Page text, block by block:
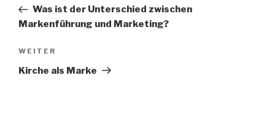
Beitrag
Was ist der Unterschied zwischen
Markenführung und Marketing?
Nächster
Beitrag
WEITER
Kirche als Marke